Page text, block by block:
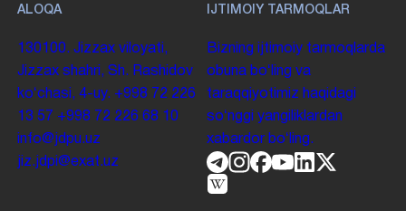
ALOQA
130100. Jizzax viloyati,
Jizzax shahri, Sh. Rashidov
koʻchasi, 4-uy. +998 72 226
13 57 +998 72 226 68 10
info@jdpu.uz
jiz.jdpi@exat.uz
IJTIMOIY TARMOQLAR
Bizning ijtimoiy tarmoqlarda
obuna boʻling va
taraqqiyotimiz haqidagi
soʻnggi yangiliklardan
xabardor boʻling.